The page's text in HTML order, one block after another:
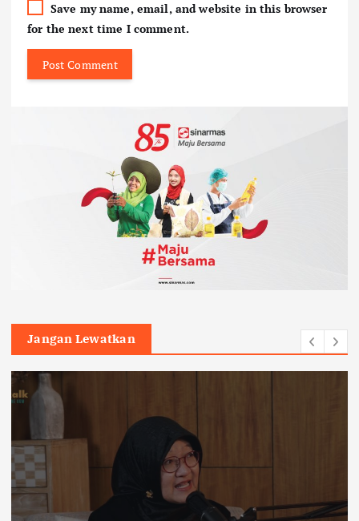
Save my name, email, and website in this browser
for the next time I comment.
Jangan Lewatkan